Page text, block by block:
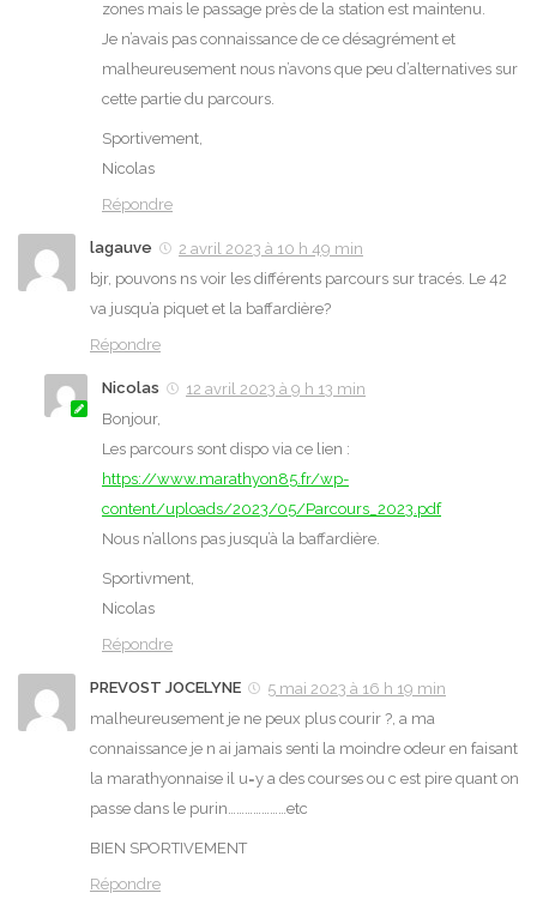
zones mais le passage près de la station est maintenu.
Je n’avais pas connaissance de ce désagrément et
malheureusement nous n’avons que peu d’alternatives sur
cette partie du parcours.
Sportivement,
Nicolas
Répondre
lagauve
2 avril 2023 à 10 h 49 min
bjr, pouvons ns voir les différents parcours sur tracés. Le 42
va jusqu’a piquet et la baffardière?
Répondre
Nicolas
12 avril 2023 à 9 h 13 min
Bonjour,
Les parcours sont dispo via ce lien :
https://www.marathyon85.fr/wp-
content/uploads/2023/05/Parcours_2023.pdf
Nous n’allons pas jusqu’à la baffardière.
Sportivment,
Nicolas
Répondre
PREVOST JOCELYNE
5 mai 2023 à 16 h 19 min
malheureusement je ne peux plus courir ?, a ma
connaissance je n ai jamais senti la moindre odeur en faisant
la marathyonnaise il u=y a des courses ou c est pire quant on
passe dans le purin…………………etc
BIEN SPORTIVEMENT
Répondre